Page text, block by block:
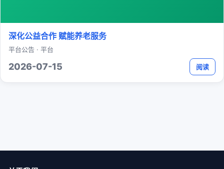
深化公益合作 赋能养老服务
平台公告 · 平台
2026-07-15 阅读